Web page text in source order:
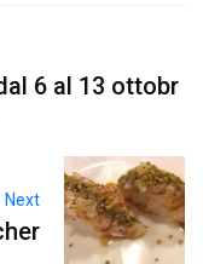
6 al 13 ottobr
Next